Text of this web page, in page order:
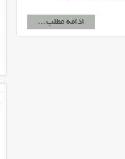
ادامه مطلب...